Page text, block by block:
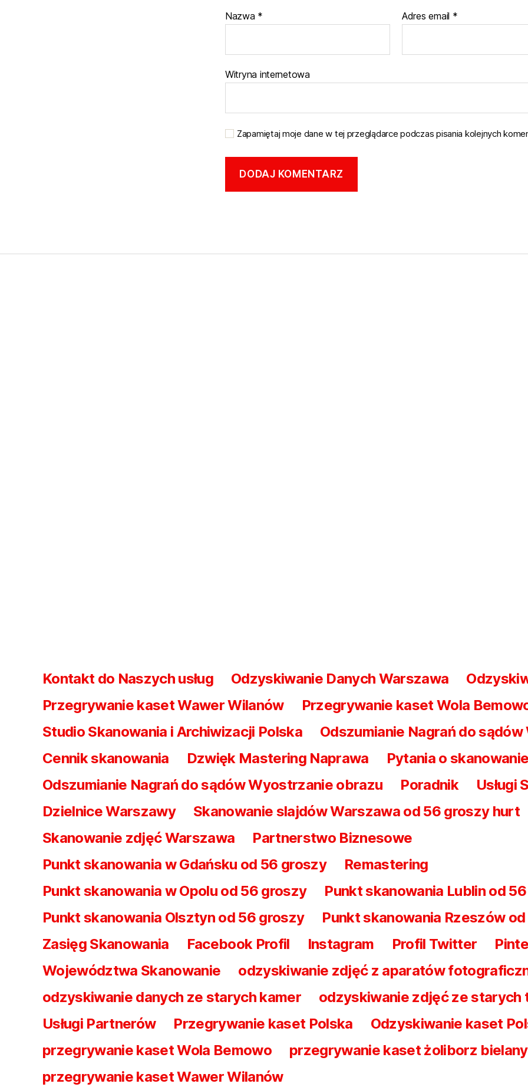
Nazwa * Adres email *
Witryna internetowa
Zapamiętaj moje dane w tej przeglądarce podczas pisania kolejnych
Kontakt do Naszych usług Odzyskiwanie Danych Warszawa
Przegrywanie kaset Wawer Wilanów
Przegrywanie kaset Wola
Studio Skanowania i Archiwizacji Polska
Odszumianie Nagrań do
Cennik skanowania
Dzwięk Mastering Naprawa
Pytania o
Odszumianie Nagrań do sądów Wyostrzanie obrazu
Poradnik
Usługi
Dzielnice Warszawy
Skanowanie slajdów Warszawa od 56 groszy hurt
Skanowanie zdjęć Warszawa
Partnerstwo Biznesowe
Punkt skanowania w Gdańsku od 56 groszy
Remastering
Punkt skanowania w Opolu od 56 groszy
Punkt skanowania Lublin od
Punkt skanowania Olsztyn od 56 groszy
Punkt skanowania Rzeszów
Zasięg Skanowania
Facebook Profil Instagram Profil Twitter
Województwa Skanowanie
odzyskiwanie zdjęć z aparatów
odzyskiwanie danych ze starych kamer
odzyskiwanie zdjęć ze starych
Usługi Partnerów
Przegrywanie kaset Polska
Odzyskiwanie kaset
przegrywanie kaset Wola Bemowo
przegrywanie kaset żoliborz bielany
przegrywanie kaset Wawer Wilanów